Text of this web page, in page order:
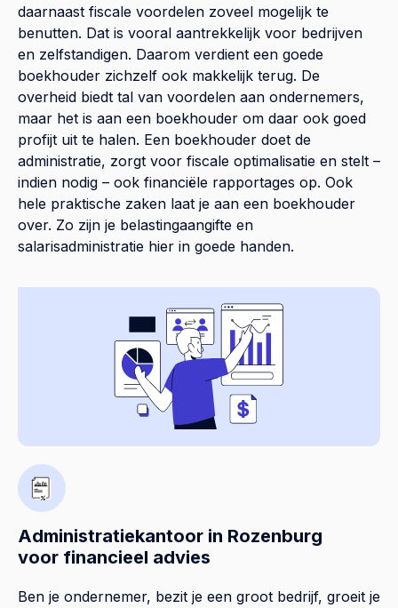
daarnaast fiscale voordelen zoveel mogelijk te
benutten. Dat is vooral aantrekkelijk voor bedrijven
en zelfstandigen. Daarom verdient een goede
boekhouder zichzelf ook makkelijk terug. De
overheid biedt tal van voordelen aan ondernemers,
maar het is aan een boekhouder om daar ook goed
profijt uit te halen. Een boekhouder doet de
administratie, zorgt voor fiscale optimalisatie en stelt –
indien nodig – ook financiële rapportages op. Ook
hele praktische zaken laat je aan een boekhouder
over. Zo zijn je belastingaangifte en
salarisadministratie hier in goede handen.
Administratiekantoor in Rozenburg
voor financieel advies
Ben je ondernemer, bezit je een groot bedrijf, groeit je